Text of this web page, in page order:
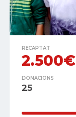
RECAPTAT
2.500€
DONACIONS
25